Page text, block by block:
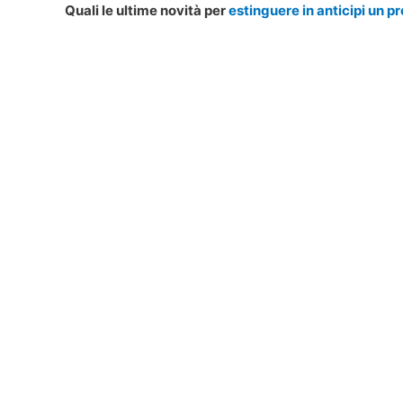
Quali le ultime novità perestinguere in anticipi un